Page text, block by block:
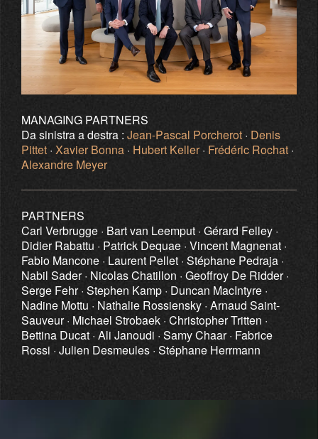
MANAGING PARTNERS
Da sinistra a destra : Jean-Pascal Porcherot · Denis
Pittet · Xavier Bonna · Hubert Keller· Frédéric Rochat ·
Alexandre Meyer
PARTNERS
Carl Verbrugge · Bart van Leemput · Gérard Felley ·
Didier Rabattu · Patrick Dequae · Vincent Magnenat ·
Fabio Mancone · Laurent Pellet · Stéphane Pedraja ·
Nabil Sader · Nicolas Chatillon · Geoffroy De Ridder ·
Serge Fehr · Stephen Kamp · Duncan MacIntyre ·
Nadine Mottu · Nathalie Rossiensky · Arnaud Saint-
Sauveur · Michael Strobaek · Christopher Tritten ·
Bettina Ducat · Ali Janoudi · Samy Chaar · Fabrice
Rossi · Julien Desmeules · Stéphane Herrmann